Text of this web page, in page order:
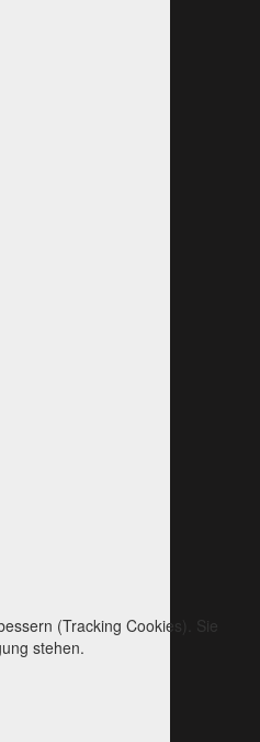
(Tracking Cookies). Sie
stehen.